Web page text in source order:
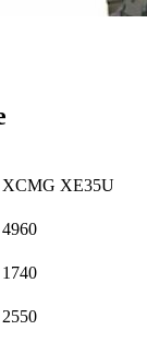
XCMG XE35U
4960
1740
2550